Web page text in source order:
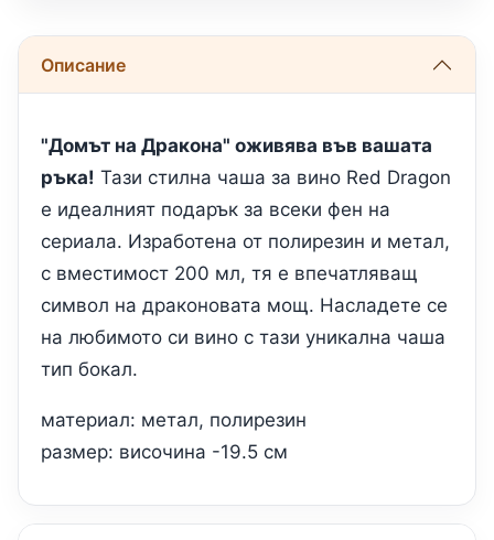
Описание
"Домът на Дракона" оживява във вашата
ръка! Тази стилна чаша за вино Red Dragon
е идеалният подарък за всеки фен на
сериала. Изработена от полирезин и метал,
с вместимост 200 мл, тя е впечатляващ
символ на драконовата мощ. Насладете се
на любимото си вино с тази уникална чаша
тип бокал.
материал: метал, полирезин
размер: височина -19.5 см